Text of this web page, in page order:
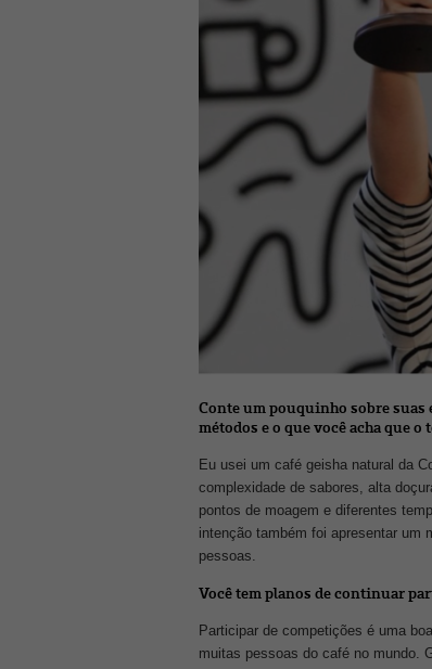
Conte um pouquinho sobre suas
métodos e o que você acha que
Eu usei um café geisha natural da
complexidade de sabores, alta
pontos de moagem e diferentes
intenção também foi apresentar um
pessoas.
Você tem planos de continuar
Participar de competições é uma
muitas pessoas do café no mundo.